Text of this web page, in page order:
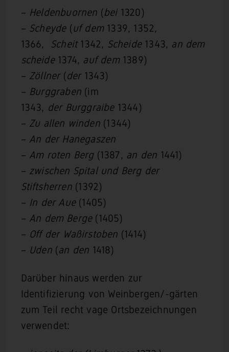
– Heldenbuornen (bei 1320)
– Scheyde (uf dem 1339, 1352,
1366,
Scheit1342, Scheide 1343, an dem
scheide1374, auf dem1389)
– Zöllner (der1343)
– Burggraben(im
1343, der Burggraibe 1344)
– Zu allen winden(1344)
– An der Hanegaszen
– Am roten Berg(1387, an den 1441)
– zwischen Spital und Berg der
Stiftsherren(1392)
– In der Aue (1405)
– An dem Berge(1405)
– Off der Waßirstoben (1414)
– Uden(an den 1418)
Darüber hinaus werden zur
Identifizierung von Weinbergen/-gärten
zum Teil recht vage Ortsbezeichnungen
verwendet: